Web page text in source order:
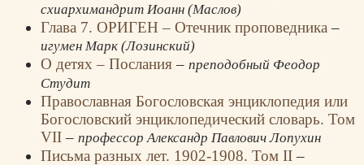
схиархимандрит Иоанн (Маслов)
Глава 7. ОРИГЕН – Отечник проповедника–
игумен Марк (Лозинский)
О детях – Послания– преподобный Феодор
Студит
Православная Богословская энциклопедия или
Богословский энциклопедический словарь. Том
VII– профессор Александр Павлович Лопухин
Письма разных лет. 1902-1908. Том II–